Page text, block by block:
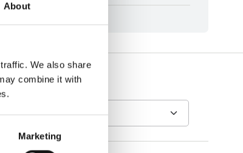
About
We also share
combine it with
Marketing